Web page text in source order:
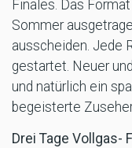
Finales. Das
Sommer
ausscheiden. Jede
gestartet. Neuer
und natürlich ein
begeisterte
Drei Tage Vollgas-